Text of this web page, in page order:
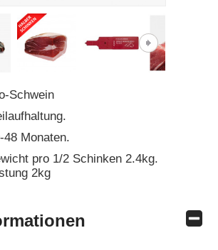
Schwein
Monaten.
pro 1/2 Schinken 2.4kg.
2kg